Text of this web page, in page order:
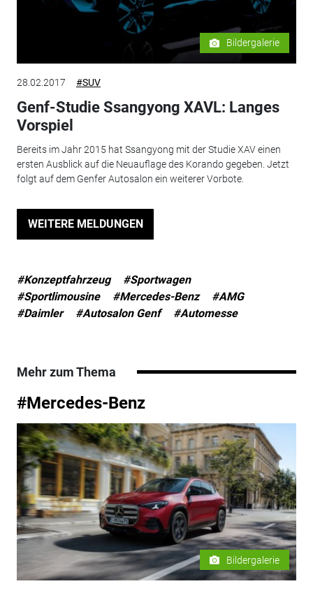
Bildergalerie
28.02.2017 #SUV
Genf-Studie Ssangyong XAVL: Langes
Vorspiel
Bereits im Jahr 2015 hat Ssangyong mit der Studie XAV einen
ersten Ausblick auf die Neuauflage des Korando gegeben. Jetzt
folgt auf dem Genfer Autosalon ein weiterer Vorbote.
WEITERE MELDUNGEN
#Konzeptfahrzeug
#Sportwagen
#Sportlimousine
#Mercedes-Benz
#AMG
#Daimler
#Autosalon Genf #Automesse
Mehr zum Thema
#Mercedes-Benz
Bildergalerie